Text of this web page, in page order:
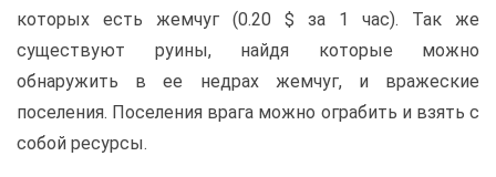
которых есть жемчуг (0.20 $ за 1 час). Так же
существуют руины, найдя которые можно
обнаружить в ее недрах жемчуг, и вражеские
поселения. Поселения врага можно ограбить и взять с
собой ресурсы.